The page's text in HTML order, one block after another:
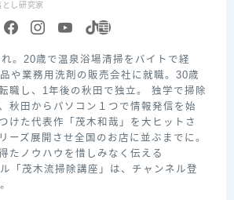
とし研究家
。20歳で温泉浴場清掃をバイトで経
や業務用洗剤の販売会社に就職。30歳
職し、1年後の秋田で独立。 独学で掃除
秋田からパソコン１つで情報発信を始
けた代表作「茂木和哉」を大ヒットさ
ーズ展開させ全国のお店に並ぶまでに。
たノウハウを惜しみなく伝える
「茂木流掃除講座」は、チャンネル登